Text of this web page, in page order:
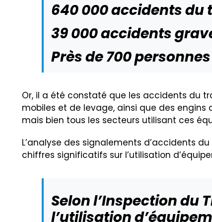
640 000 accidents du
39 000 accidents
Près de 700
Or, il a été constaté que les accidents du
mobiles et de levage, ainsi que des engins
mais bien tous les secteurs utilisant ces
L’analyse des signalements d’accidents
chiffres significatifs sur l’utilisation
Selon l’Inspection du
l’utilisation